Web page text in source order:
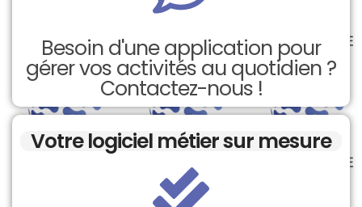
Besoin d'une application pour
gérer vos activités au quotidien ?
Contactez-nous !
Votre logiciel métier sur mesure